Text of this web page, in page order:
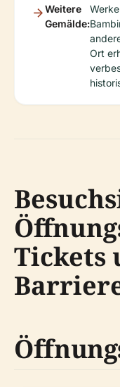
Weitere
Gemälde:
Ort
Tickets